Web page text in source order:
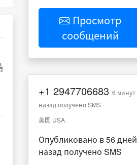
Просмотр
сообщений
+1 2947706683 6 минут
назад получено SMS
美国 USA
Опубликовано в 56 дней
назад получено SMS